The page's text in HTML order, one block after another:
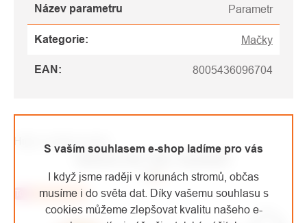
S vaším souhlasem e-shop ladíme pro vás
I když jsme raději v korunách stromů, občas
musíme i do světa dat. Díky vašemu souhlasu s
cookies můžeme zlepšovat kvalitu našeho e-
Název parametru Parametr
Kategorie: Mačky
EAN : 8005436096704
MOHLO BY VÁS ZAJÍMAT
Doporučujeme